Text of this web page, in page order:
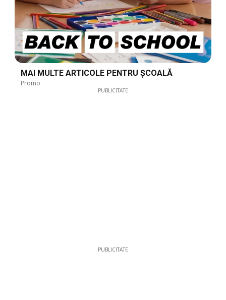
MAI MULTE ARTICOLE PENTRU ȘCOALĂ
Promo
PUBLICITATE
PUBLICITATE